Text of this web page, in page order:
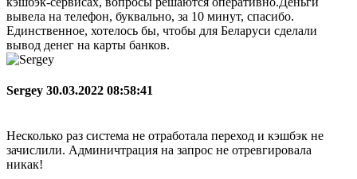
вывела на телефон, буквально, за 10 минут, спасибо.
Единственное, хотелось бы, чтобы для Беларуси сделали
вывод денег на карты банков.
Sergey 30.03.2022 08:58:41
Несколько раз система не отработала переход и кэшбэк не
зачислили. Админичтрация на запрос не отревгировала
никак!